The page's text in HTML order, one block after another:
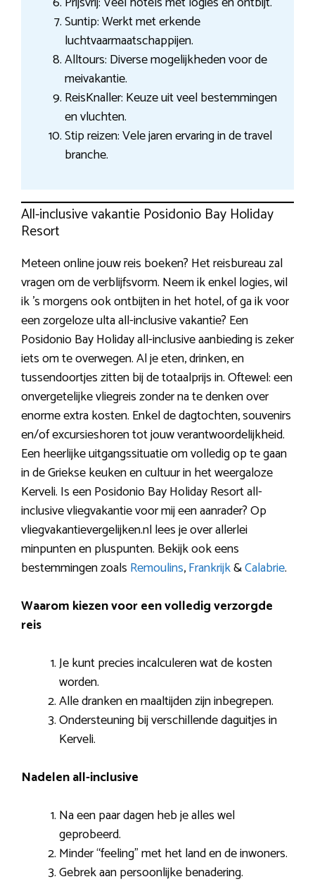
Suntip: Werkt met erkende
luchtvaarmaatschappijen.
Alltours: Diverse mogelijkheden voor de
meivakantie.
ReisKnaller: Keuze uit veel bestemmingen
en vluchten.
Stip reizen: Vele jaren ervaring in de travel
branche.
All-inclusive vakantie Posidonio Bay Holiday
Resort
Meteen online jouw reis boeken? Het reisbureau zal
vragen om de verblijfsvorm. Neem ik enkel logies, wil
ik ’s morgens ook ontbijten in het hotel, of ga ik voor
een zorgeloze ulta all-inclusive vakantie? Een
Posidonio Bay Holiday all-inclusive aanbieding is zeker
iets om te overwegen. Al je eten, drinken, en
tussendoortjes zitten bij de totaalprijs in. Oftewel: een
onvergetelijke vliegreis zonder na te denken over
enorme extra kosten. Enkel de dagtochten, souvenirs
en/of excursieshoren tot jouw verantwoordelijkheid.
Een heerlijke uitgangssituatie om volledig op te gaan
in de Griekse keuken en cultuur in het weergaloze
Kerveli. Is een Posidonio Bay Holiday Resort all-
inclusive vliegvakantie voor mij een aanrader? Op
vliegvakantievergelijken.nl lees je over allerlei
minpunten en pluspunten. Bekijk ook eens
bestemmingen zoals Remoulins,Frankrijk&Calabrie.
Waarom kiezen voor een volledig verzorgde
reis
Je kunt precies incalculeren wat de kosten
worden.
Alle dranken en maaltijden zijn inbegrepen.
Ondersteuning bij verschillende daguitjes in
Kerveli.
Nadelen all-inclusive
Na een paar dagen heb je alles wel
geprobeerd.
Minder “feeling” met het land en de inwoners.
Gebrek aan persoonlijke benadering.